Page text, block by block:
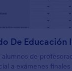
alumnos de
a exámenes finales